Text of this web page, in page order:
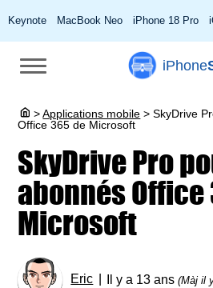
Keynote MacBook Neo iPhone 18 Pro
iPhone
> Applications mobile > SkyDrive
Office 365 de Microsoft
SkyDrive Pro
abonnés
Microsoft
Eric Il y a 13 ans(Màj il